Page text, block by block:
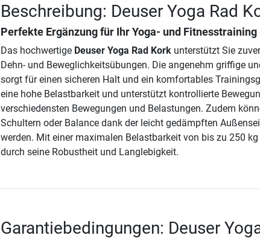
Beschreibung: Deuser Yoga Rad
Perfekte Ergänzung für Ihr Yoga- und Fitnesstraining
Das hochwertige Deuser Yoga Rad Korkunterstützt Sie
Dehn- und Beweglichkeitsübungen. Die angenehm griffige
sorgt für einen sicheren Halt und ein komfortables
eine hohe Belastbarkeit und unterstützt kontrollierte
verschiedensten Bewegungen und Belastungen. Zudem
Schultern oder Balance dank der leicht gedämpften
werden. Mit einer maximalen Belastbarkeit von bis zu 250
durch seine Robustheit und Langlebigkeit.
Garantiebedingungen: Deuser